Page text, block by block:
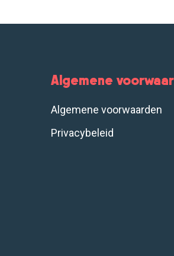
Algemene
Algemene voorwaarden
Privacybeleid